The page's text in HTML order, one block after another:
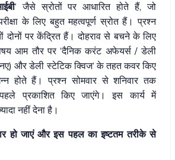
‘ जैसे स्रोतों पर आधारित होते हैं, जो
के लिए बहुत महत्वपूर्ण स्रोत हैं। प्रश्न
दोनों पर केंद्रित हैं। दोहराव से बचने के लिए
आम तौर पर ‘दैनिक करंट अफेयर्स / डेली
और डेली स्टेटिक क्विज’ के तहत कवर किए
होते हैं। प्रश्न सोमवार से शनिवार तक
प्रकाशित किए जाएंगे। इस कार्य में
नहीं देना है।
हो जाएं और इस पहल का इष्टतम तरीके से